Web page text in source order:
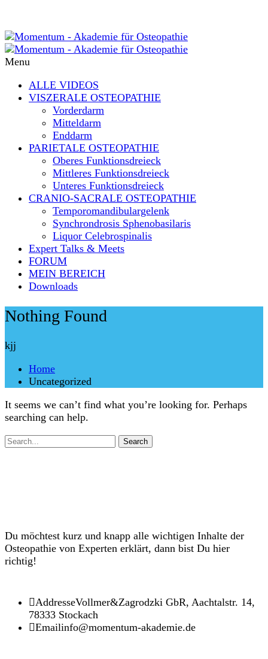
Menu
ALLE VIDEOS
VISZERALE OSTEOPATHIE
Vorderdarm
Mitteldarm
Enddarm
PARIETALE OSTEOPATHIE
Oberes Funktionsdreieck
Mittleres Funktionsdreieck
Unteres Funktionsdreieck
CRANIO-SACRALE OSTEOPATHIE
Temporomandibulargelenk
Synchrondrosis Sphenobasilaris
Liquor Celebrospinalis
Expert Talks & Meets
FORUM
MEIN BEREICH
Downloads
Nothing Found
kjj
Home
Uncategorized
It seems we can’t find what you’re looking for. Perhaps
searching can help.
Search
Du möchtest kurz und knapp alle wichtigen Inhalte der
Osteopathie von Experten erklärt, dann bist Du hier
richtig!
AddresseVollmer&Zagrodzki GbR, Aachtalstr. 14,
78333 Stockach
Emailinfo@momentum-akademie.de